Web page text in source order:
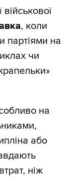
, коли
партіями на
чи
на
або
ніж